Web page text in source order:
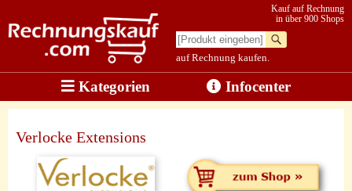
auf Rechnung kaufen.
Kauf auf Rechnung
in über 900 Shops
Kategorien Infocenter
Verlocke Extensions